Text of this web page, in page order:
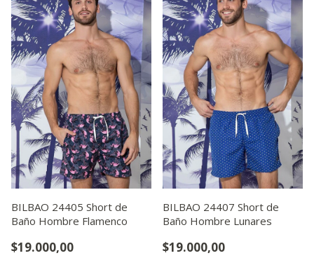
BILBAO 24405 Short de
Baño Hombre Flamenco
$19.000,00
BILBAO 24407 Short de
Baño Hombre Lunares
$19.000,00